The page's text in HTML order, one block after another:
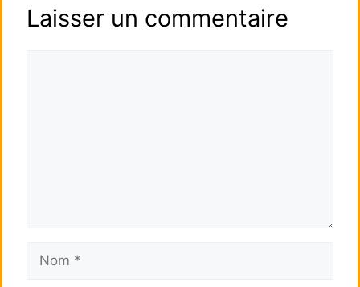
Laisser un commentaire
Nom